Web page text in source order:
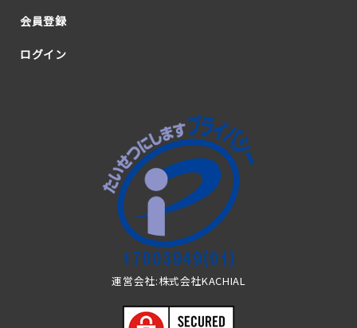
会員登録
ログイン
運営会社:株式会社KACHIAL